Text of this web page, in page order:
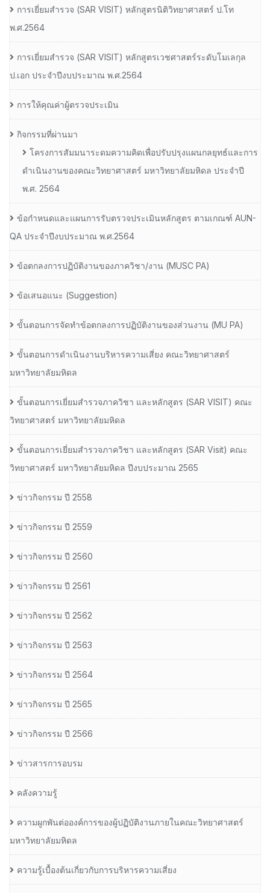
การเยี่ยมสํารวจ (SAR VISIT) หลักสูตรนิติวิทยาศาสตร์ ป.โท
พ.ศ.2564
การเยี่ยมสํารวจ (SAR VISIT) หลักสูตรเวชศาสตร์ระดับโมเลกุล
ป.เอก ประจําปีงบประมาณ พ.ศ.2564
การให้คุณค่าผู้ตรวจประเมิน
กิจกรรมที่ผ่านมา
โครงการสัมมนาระดมความคิดเพื่อปรับปรุงแผนกลยุทธ์และการ
ดำเนินงานของคณะวิทยาศาสตร์ มหาวิทยาลัยมหิดล ประจำปี
พ.ศ. 2564
ข้อกำหนดและแผนการรับตรวจประเมินหลักสูตร ตามเกณฑ์ AUN-
QA ประจำปีงบประมาณ พ.ศ.2564
ข้อตกลงการปฏิบัติงานของภาควิชา/งาน (MUSC PA)
ข้อเสนอแนะ (Suggestion)
ขั้นตอนการจัดทำข้อตกลงการปฏิบัติงานของส่วนงาน (MU PA)
ขั้นตอนการดำเนินงานบริหารความเสี่ยง คณะวิทยาศาสตร์
มหาวิทยาลัยมหิดล
ขั้นตอนการเยี่ยมสำรวจภาควิชา และหลักสูตร (SAR VISIT) คณะ
วิทยาศาสตร์ มหาวิทยาลัยมหิดล
ขั้นตอนการเยี่ยมสำรวจภาควิชา และหลักสูตร (SAR Visit) คณะ
วิทยาศาสตร์ มหาวิทยาลัยมหิดล ปีงบประมาณ 2565
ข่าวกิจกรรม ปี 2558
ข่าวกิจกรรม ปี 2559
ข่าวกิจกรรม ปี 2560
ข่าวกิจกรรม ปี 2561
ข่าวกิจกรรม ปี 2562
ข่าวกิจกรรม ปี 2563
ข่าวกิจกรรม ปี 2564
ข่าวกิจกรรม ปี 2565
ข่าวกิจกรรม ปี 2566
ข่าวสารการอบรม
คลังความรู้
ความผูกพันต่อองค์การของผู้ปฏิบัติงานภายในคณะวิทยาศาสตร์
มหาวิทยาลัยมหิดล
ความรู้เบื้องต้นเกี่ยวกับการบริหารความเสี่ยง